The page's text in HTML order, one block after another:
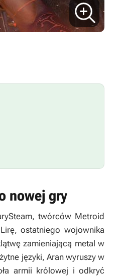
nowej gry
twórców Metroid
ostatniego wojownika
zamieniającą metal w
języki, Aran wyruszy w
armii królowej i odkryć